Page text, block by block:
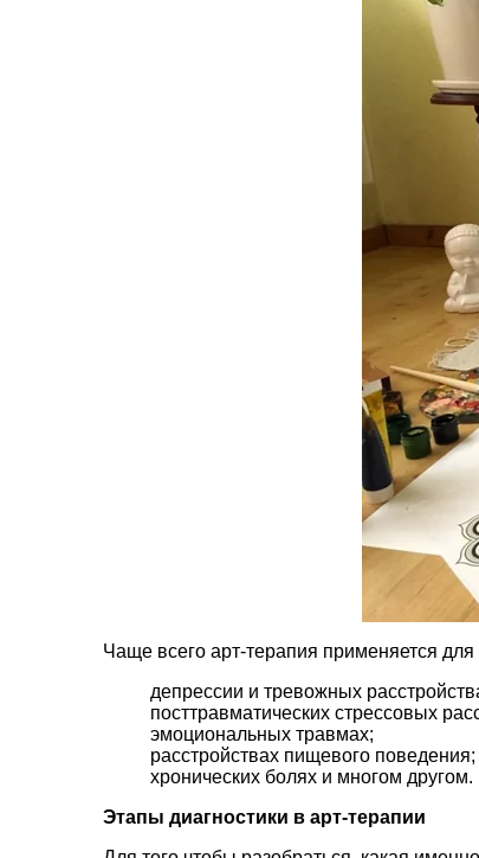
Чаще всего арт-терапия применяется
депрессии и тревожных
посттравматических стрессовых
эмоциональных травмах;
расстройствах пищевого поведения;
хронических болях и многом другом.
Этапы диагностики в арт-терапии